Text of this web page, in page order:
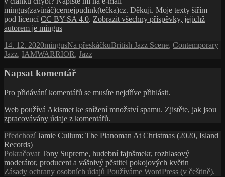
mingus(zavínáč)cernejpudink(tečka)cz. Děkuji. Moje texty šířím
pod licencí CC BY-SA 4.0. Zobrazit všechny příspěvky, jejichž
autorem je mingus
Publikováno:
14. 12. 2020Autor:
mingusRubriky:
Na přeskáčkuŠtítky:
British Jazz Scene, Contemporary
Jazz, IAMWARRIOR, Jazz
Napsat komentář
Pro přidávání komentářů se musíte nejdříve přihlásit.
Web používá Akismet ke snížení množství spamu. Zjistěte, jak jsou
zpracovávány údaje z komentářů.
Navigace
pro
příspěvek
Předchozí Předchozí
Jamie Cullum: The Pianoman At Christmas (2020, Island
Records)
Pokračovat Následující
příspěvek:
Tony Supreme, hudební fajnšmekr, rozhlasový
moderátor, producent a vášnivý pěstitel pokojových květin
Zásady ochrany osobních údajů Používáme WordPress (v češtině).